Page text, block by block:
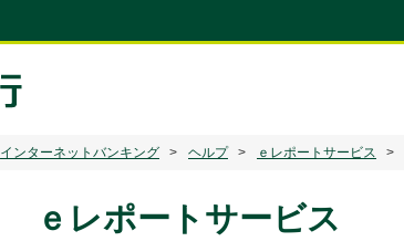
インターネットバンキング ヘルプ ｅレポートサービス
ｅレポートサービス